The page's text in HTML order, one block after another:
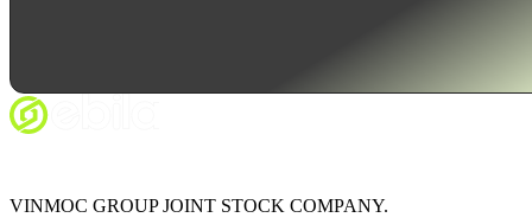
VINMOC GROUP JOINT STOCK COMPANY.